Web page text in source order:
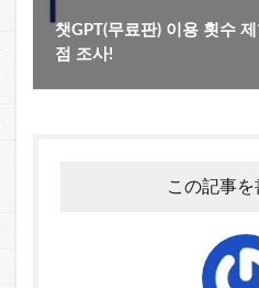
챗GPT(무료판) 이용 횟수
점 조사!
この記事を